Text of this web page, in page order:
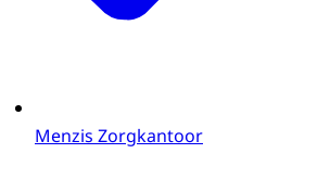
Menzis Zorgkantoor